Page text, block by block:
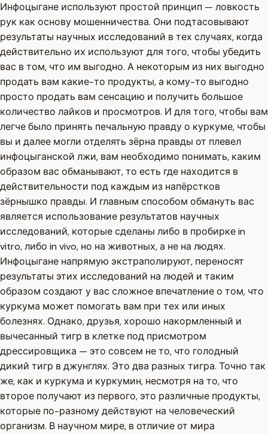
Инфоцыгане используют простой принцип — ловкость
рук как основу мошенничества. Они подтасовывают
результаты научных исследований в тех случаях, когда
действительно их используют для того, чтобы убедить
вас в том, что им выгодно. А некоторым из них выгодно
продать вам какие-то продукты, а кому-то выгодно
просто продать вам сенсацию и получить большое
количество лайков и просмотров. И для того, чтобы вам
легче было принять печальную правду о куркуме, чтобы
вы и далее могли отделять зёрна правды от плевел
инфоцыганской лжи, вам необходимо понимать, каким
образом вас обманывают, то есть где находится в
действительности под каждым из напёрстков
зёрнышко правды. И главным способом обмануть вас
является использование результатов научных
исследований, которые сделаны либо в пробирке in
vitro, либо in vivo, но на животных, а не на людях.
Инфоцыгане напрямую экстраполируют, переносят
результаты этих исследований на людей и таким
образом создают у вас сложное впечатление о том, что
куркума может помогать вам при тех или иных
болезнях. Однако, друзья, хорошо накормленный и
вычесанный тигр в клетке под присмотром
дрессировщика — это совсем не то, что голодный
дикий тигр в джунглях. Это два разных тигра. Точно так
же, как и куркума и куркумин, несмотря на то, что
второе получают из первого, это различные продукты,
которые по-разному действуют на человеческий
организм. В научном мире, в отличие от мира